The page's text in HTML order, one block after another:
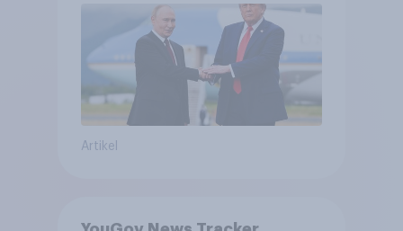
Bedrohungen und Bündnisse
bewerten
Artikel